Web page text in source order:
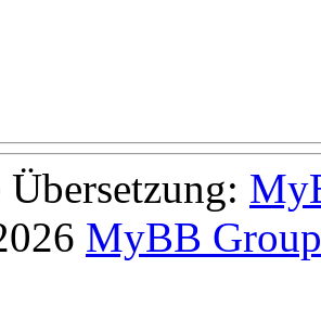
Übersetzung:
MyBB Group